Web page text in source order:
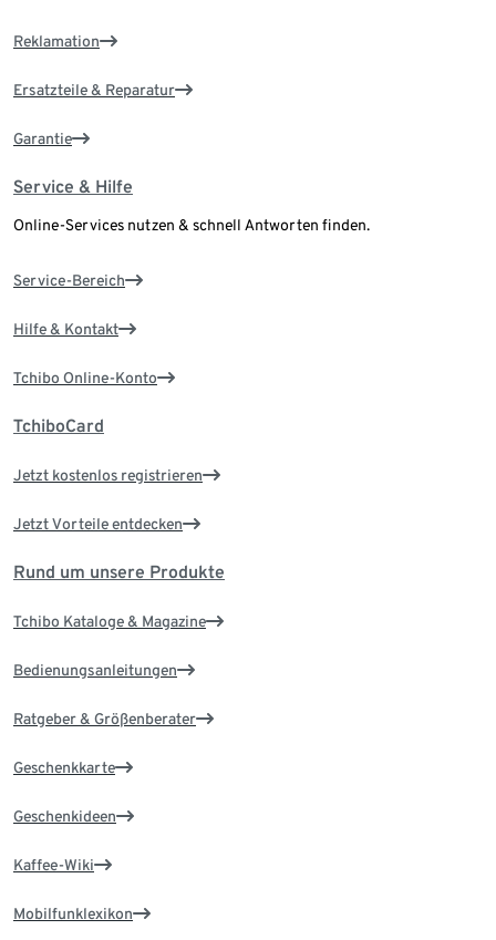
Reklamation
Ersatzteile & Reparatur
Garantie
Service & Hilfe
Online-Services nutzen & schnell Antworten finden.
Service-Bereich
Hilfe & Kontakt
Tchibo Online-Konto
TchiboCard
Jetzt kostenlos registrieren
Jetzt Vorteile entdecken
Rund um unsere Produkte
Tchibo Kataloge & Magazine
Bedienungsanleitungen
Ratgeber & Größenberater
Geschenkkarte
Geschenkideen
Kaffee-Wiki
Mobilfunklexikon